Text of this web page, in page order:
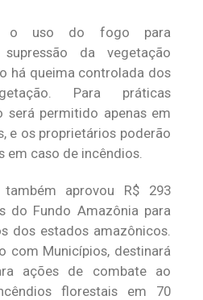
o uso do fogo para
da vegetação
há queima controlada dos
Para práticas
será permitido apenas em
e os proprietários poderão
em caso de incêndios.
aprovou R$ 293
do Fundo Amazônia para
dos estados amazônicos.
com Municípios, destinará
ações de combate ao
florestais em 70